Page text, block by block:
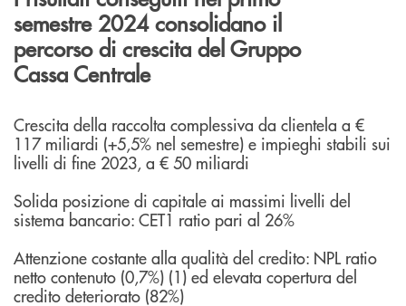
semestre 2024 consolidano il
percorso di crescita del Gruppo
Cassa Centrale
Crescita della raccolta complessiva da clientela a €
117 miliardi (+5,5% nel semestre) e impieghi stabili sui
livelli di fine 2023, a € 50 miliardi
Solida posizione di capitale ai massimi livelli del
sistema bancario: CET1 ratio pari al 26%
Attenzione costante alla qualità del credito: NPL ratio
netto contenuto (0,7%) (1) ed elevata copertura del
credito deteriorato (82%)